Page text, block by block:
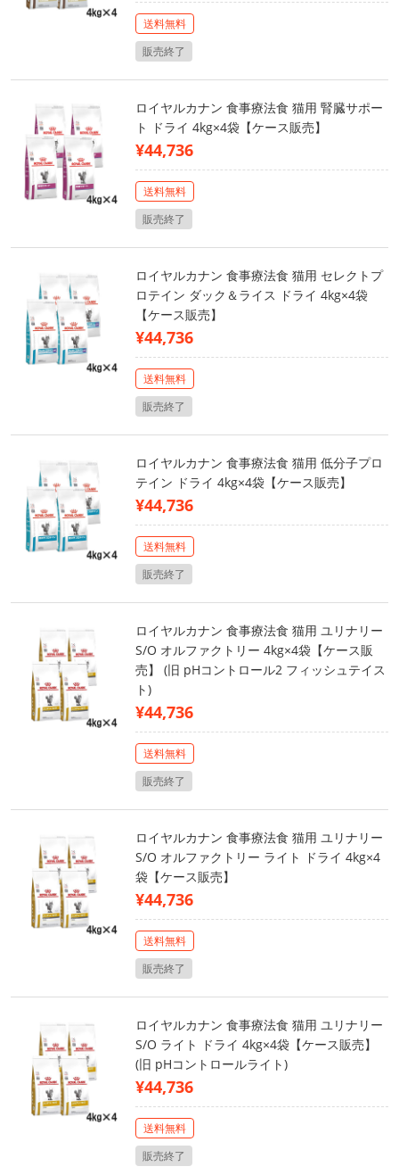
送料無料
販売終了
ロイヤルカナン 食事療法食 猫用 腎臓サポー
ト ドライ 4kg×4袋【ケース販売】
¥44,736
送料無料
販売終了
ロイヤルカナン 食事療法食 猫用 セレクトプ
ロテイン ダック＆ライス ドライ 4kg×4袋
【ケース販売】
¥44,736
送料無料
販売終了
ロイヤルカナン 食事療法食 猫用 低分子プロ
テイン ドライ 4kg×4袋【ケース販売】
¥44,736
送料無料
販売終了
ロイヤルカナン 食事療法食 猫用 ユリナリー
S/O オルファクトリー 4kg×4袋【ケース販
売】 (旧 pHコントロール2 フィッシュテイス
ト)
¥44,736
送料無料
販売終了
ロイヤルカナン 食事療法食 猫用 ユリナリー
S/O オルファクトリー ライト ドライ 4kg×4
袋【ケース販売】
¥44,736
送料無料
販売終了
ロイヤルカナン 食事療法食 猫用 ユリナリー
S/O ライト ドライ 4kg×4袋【ケース販売】
(旧 pHコントロールライト)
¥44,736
送料無料
販売終了